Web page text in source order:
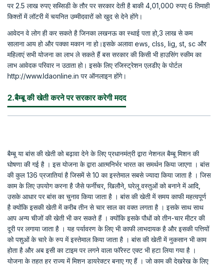
पर 2.5 लाख रुपए सब्सिडी के तौर पर सरकार देती है बाकी 4,01,000 रुपए 6 तिमाही
किश्तों में लॉटरी में चयनित उम्मीदवारों को खुद से देने होंगे।
आवेदन वे लोग ही कर सकते है जिनका लखनऊ का स्थाई पता हो,3 लाख से कम
सालाना आय हो और पक्का मकान ना हो।इसके अलावा ews, clss, lig, st, sc और
महिलाएं सभी योजना का लाभ ले सकते हैं बस सरकार की किसी भी हाउसिंग स्कीम का
लाभ आवेदक परिवार न उठाता हो। इसके लिए रजिस्ट्रेशन एलडीए के पोर्टल
http://www.ldaonline.in पर ऑनलाइन होंगे।
2.बैम्बू की खेती करने पर सरकार करेगी मदद
बैम्बू या बांस की खेती को बढ़ावा देने के लिए प्रधानमंत्री द्वारा नेशनल बैम्बू मिशन की
घोषणा की गई है । इस योजना के द्वारा आत्मनिर्भर भारत का समर्थन किया जाएगा । बांस
की कुल 136 प्रजातियां है जिसमें से 10 का इस्तेमाल सबसे ज्यादा किया जाता है । जिस
काम के लिए उपयोग करना है जैसे फर्नीचर, खिलौने, घरेलू वस्तुओं को बनाने में आदि,
उसके आधार पर बांस का चुनाव किया जाता है । बांस की खेती में समय काफी महत्वपूर्ण
है क्योंकि इसकी खेती में करीब तीन से चार साल का वक्त लगता है । इसके साथ साथ
आप अन्य चीजों की खेती भी कर सकते हैं । क्योंकि इसके पौधों को तीन-चार मीटर की
दूरी पर लगाया जाता है । यह पर्यावरण के लिए भी काफी लाभदायक है और इसकी पत्तियों
को पशुओं के चारे के रुप में इस्तेमाल किया जाता है । बांस की खेती में नुकसान भी काम
होता है और अब इसी का टाइम पर लगने वाला फॉरेस्ट एक्ट भी हटा लिया गया है ।
योजना के तहत हर राज्य में मिशन डायरेक्टर बनाए गए हैं । जो काम की देखरेख के लिए